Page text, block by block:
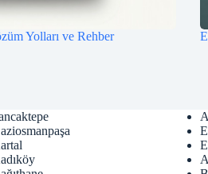
Yolları ve Rehber